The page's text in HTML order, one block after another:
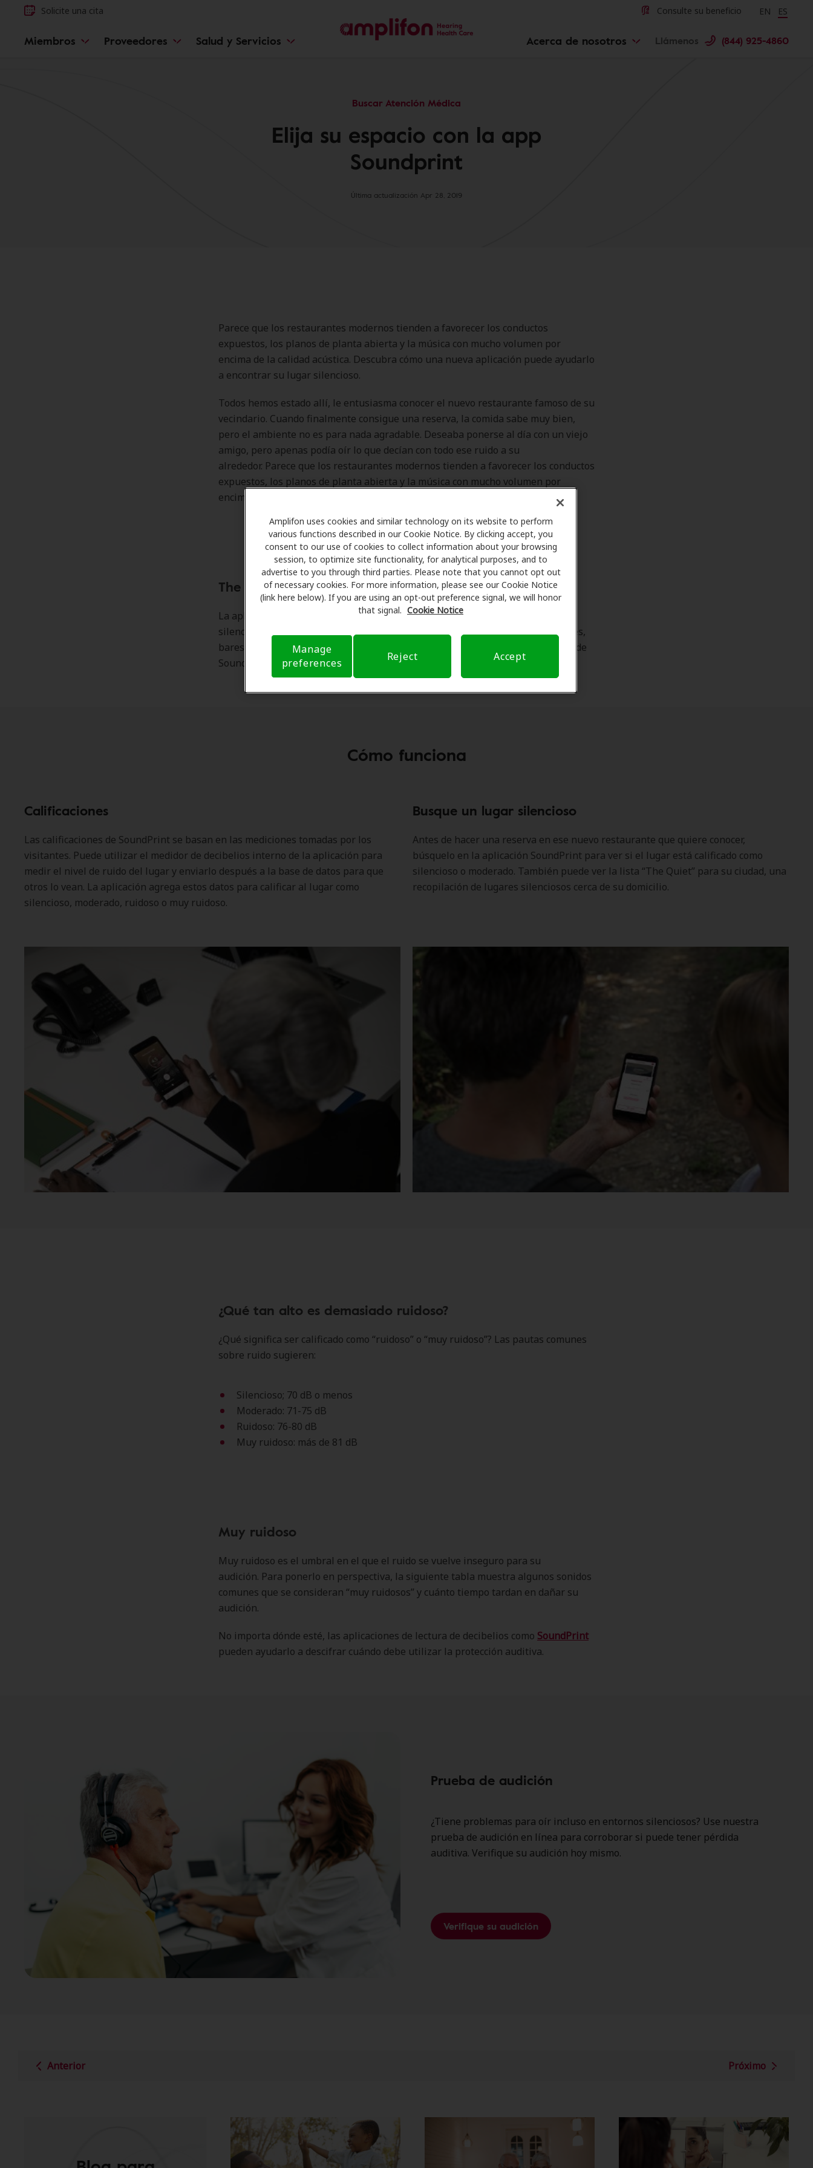
Amplifon uses cookies and similar technology on its website to perform
various functions described in our Cookie Notice. By clicking accept, you
consent to our use of cookies to collect information about your browsing
session, to optimize site functionality, for analytical purposes, and to
advertise to you through third parties. Please note that you cannot opt out
of necessary cookies. For more information, please see our Cookie Notice
(link here below). If you are using an opt-out preference signal, we will honor
that signal. Cookie Notice
Manage
preferences
Reject Accept
Solicite una cita Consulte su beneficio EN ES
Miembros Proveedores Salud y Servicios Acerca de nosotros Llámenos (844) 925-4860
Buscar Atención Médica
Elija su espacio con la app
Soundprint
Última actualización Apr 28, 2019
Parece que los restaurantes modernos tienden a favorecer los conductos
expuestos, los planos de planta abierta y la música con mucho volumen por
encima de la calidad acústica. Descubra cómo una nueva aplicación puede ayudarlo
a encontrar su lugar silencioso.
Todos hemos estado allí, le entusiasma conocer el nuevo restaurante famoso de su
vecindario. Cuando finalmente consigue una reserva, la comida sabe muy bien,
pero el ambiente no es para nada agradable. Deseaba ponerse al día con un viejo
amigo, pero apenas podía oír lo que decían con todo ese ruido a su
alrededor. Parece que los restaurantes modernos tienden a favorecer los conductos
expuestos, los planos de planta abierta y la música con mucho volumen por
encima de la calidad acústica.
The SoundPrint app
La aplicación
está diseñada para ayudarle a “encontrar su espacio
silencioso”, le permite buscar y calificar la calidad del sonido de los restaurantes,
bares y tiendas de su zona. “Es como Yelp, pero para el ruido”, dice el sitio web de
SoundPrint.
Cómo funciona
Calificaciones
Las calificaciones de SoundPrint se basan en las mediciones tomadas por los
visitantes. Puede utilizar el medidor de decibelios interno de la aplicación para
medir el nivel de ruido del lugar y enviarlo después a la base de datos para que
otros lo vean. La aplicación agrega estos datos para calificar al lugar como
silencioso, moderado, ruidoso o muy ruidoso.
Busque un lugar silencioso
Antes de hacer una reserva en ese nuevo restaurante que quiere conocer,
búsquelo en la aplicación SoundPrint para ver si el lugar está calificado como
silencioso o moderado. También puede ver la lista “The Quiet” para su ciudad, una
recopilación de lugares silenciosos cerca de su domicilio.
¿Qué tan alto es demasiado ruidoso?
¿Qué significa ser calificado como “ruidoso” o “muy ruidoso”? Las pautas comunes
sobre ruido sugieren:
Silencioso; 70 dB o menos
Moderado: 71-75 dB
Ruidoso: 76-80 dB
Muy ruidoso: más de 81 dB
Muy ruidoso
Muy ruidoso es el umbral en el que el ruido se vuelve inseguro para su
audición. Para ponerlo en perspectiva, la siguiente tabla muestra algunos sonidos
comunes que se consideran “muy ruidosos” y cuánto tiempo tardan en dañar su
audición.
No importa dónde esté, las aplicaciones de lectura de decibelios como SoundPrint
pueden ayudarlo a descifrar cuándo debe utilizar la protección auditiva.
Prueba de audición
¿Tiene problemas para oír incluso en entornos silenciosos? Use nuestra
prueba de audición en línea para corroborar si puede tener pérdida
auditiva. Verifique su audición hoy mismo.
Verifique su audición
Anterior Próximo